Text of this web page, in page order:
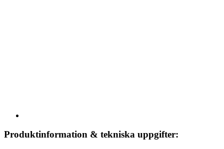
Produktinformation & tekniska uppgifter: